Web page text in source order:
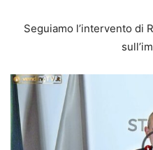
Seguiamo l’intervento di